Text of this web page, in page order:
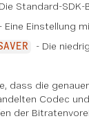
Standard-
- Eine Einstellung
- Die
dass die
Codec
der